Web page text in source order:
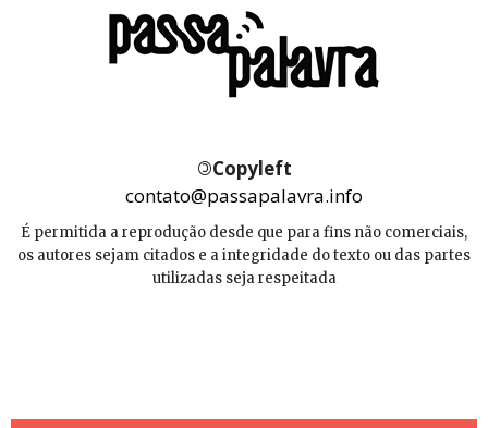
©Copyleft
contato@passapalavra.info
É permitida a reprodução desde que para fins não comerciais,
os autores sejam citados e a integridade do texto ou das partes
utilizadas seja respeitada